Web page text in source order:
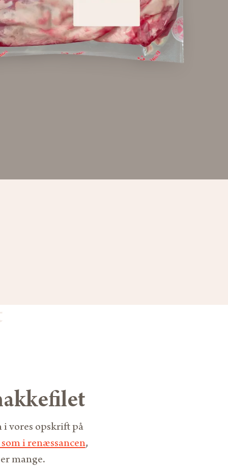
i vores opskrift på
i renæssancen,
mange.